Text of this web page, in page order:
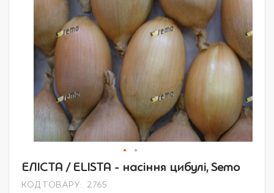
Перейти
початку
ЕЛІСТА / ELISTA - насіння цибулі, Semo
КОД ТОВАРУ 2765